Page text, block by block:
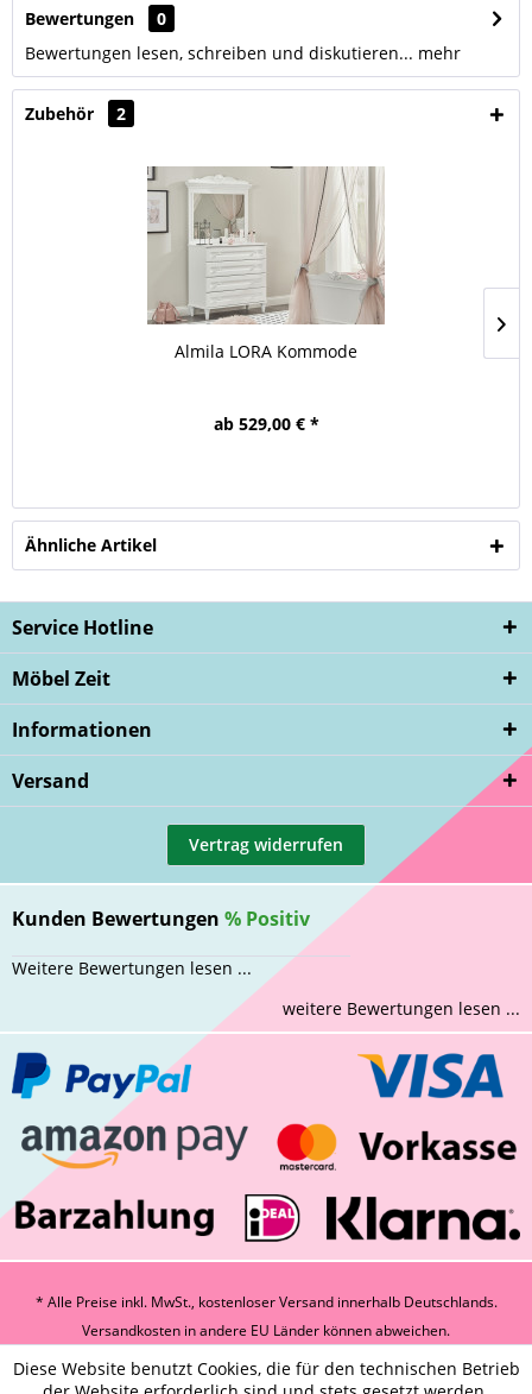
Bewertungen
0
Bewertungen lesen, schreiben und diskutieren... mehr
Zubehör 2
Almila LORA Kommode
ab 529,00 € *
Ähnliche Artikel
Service Hotline
Möbel Zeit
Informationen
Versand
Vertrag widerrufen
Kunden Bewertungen % Positiv
Weitere Bewertungen lesen ...
weitere Bewertungen lesen ...
* Alle Preise inkl. MwSt., kostenloser Versand innerhalb Deutschlands.
Versandkosten in andere EU Länder können abweichen.
Diese Website benutzt Cookies, die für den technischen Betrieb